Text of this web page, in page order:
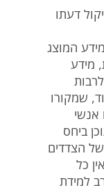
דעתו
המוצג
מידע
שמקורו
אנשי
ביחס
הצדדים
כל
למידת